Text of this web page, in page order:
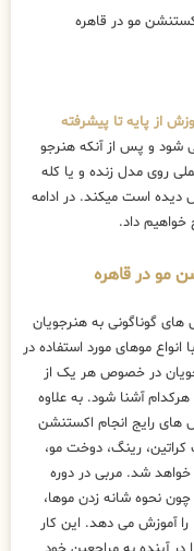
روی مدل زنده و یا کله
دیده است میکند. در ادامه
داد.
مو در قاهره
گوناگونی به هنرجویان
موهای مورد استفاده در
در خصوص هر یک از
های رایج انجام اکستنشن
رینگ، دوخت مو،
شد. مربی در دوره
نحوه شانه زدن موها،
آموزش می دهد. این کار
در آینده به مراجعین خود
داشته باشند. در واقع
از آموزش های ضروری در
که شما برای افزایش
دیگر از مواردی که شما در
بینید، ریمو اکستنشن
اکستنشن می گیرد که